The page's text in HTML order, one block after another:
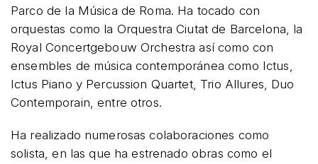
Parco de la Música de Roma. Ha tocado con
orquestas como la Orquestra Ciutat de Barcelona, la
Royal Concertgebouw Orchestra así como con
ensembles de música contemporánea como Ictus,
Ictus Piano y Percussion Quartet, Trio Allures, Duo
Contemporain, entre otros.
Ha realizado numerosas colaboraciones como
solista, en las que ha estrenado obras como el